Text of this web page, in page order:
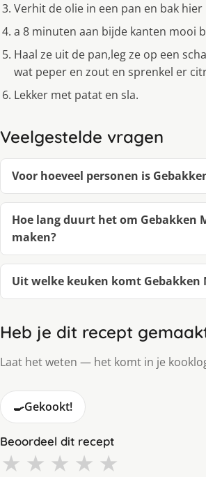
Verhit de olie in een pan en bak hier
a 8 minuten aan bijde kanten mooi
Haal ze uit de pan,leg ze op een
wat peper en zout en sprenkel er
Lekker met patat en sla.
Veelgestelde vragen
Voor hoeveel personen is
Hoe lang duurt het om Gebakken
maken?
Uit welke keuken komt Gebakken
Heb je dit recept
Laat het weten — het komt in je
🍳Gekookt!
Beoordeel dit recept
★ ★ ★ ★ ★